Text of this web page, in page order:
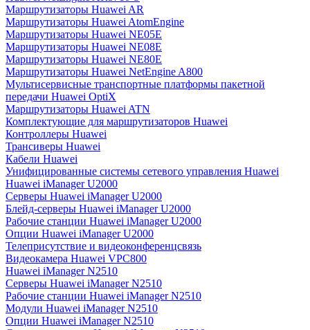
Маршрутизаторы Huawei AR
Маршрутизаторы Huawei AtomEngine
Маршрутизаторы Huawei NE05E
Маршрутизаторы Huawei NE08E
Маршрутизаторы Huawei NE80E
Маршрутизаторы Huawei NetEngine A800
Мультисервисные транспортные платформы пакетной
передачи Huawei OptiX
Маршрутизаторы Huawei ATN
Комплектующие для маршрутизаторов Huawei
Контроллеры Huawei
Трансиверы Huawei
Кабели Huawei
Унифицированные системы сетевого управления Huawei
Huawei iManager U2000
Серверы Huawei iManager U2000
Блейд-серверы Huawei iManager U2000
Рабочие станции Huawei iManager U2000
Опции Huawei iManager U2000
Телеприсутствие и видеоконференцсвязь
Видеокамера Huawei VPC800
Huawei iManager N2510
Серверы Huawei iManager N2510
Рабочие станции Huawei iManager N2510
Модули Huawei iManager N2510
Опции Huawei iManager N2510